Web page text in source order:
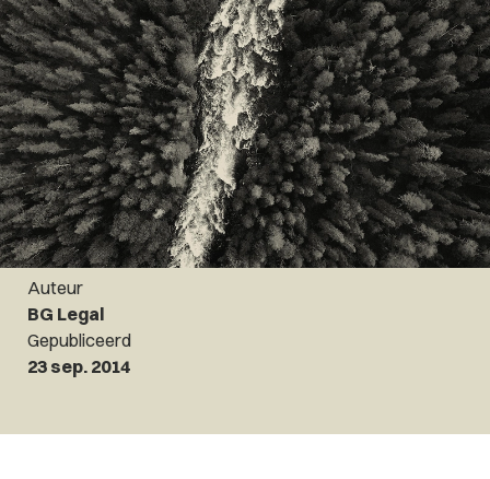
Auteur
BG Legal
Gepubliceerd
23 sep. 2014